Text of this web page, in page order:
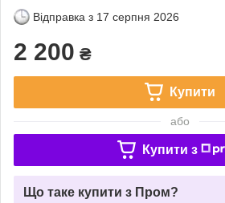
Відправка з 17 серпня 2026
2 200 ₴
Купити
або
Купити з
Що таке купити з Пром?